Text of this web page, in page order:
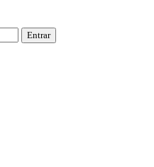
Entrar